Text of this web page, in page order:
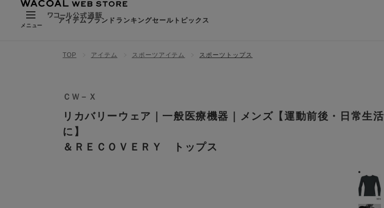
メニュー
アイテムブランド ランキングセールトピックス
TOP アイテム スポーツアイテム スポーツトップス
ＣＷ－Ｘ
リカバリーウェア｜一般医療機器｜メンズ【運動前後・日常生活
に】
＆ＲＥＣＯＶＥＲＹ トップス